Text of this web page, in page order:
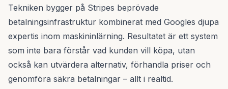
Tekniken bygger på Stripes beprövade
betalningsinfrastruktur kombinerat med Googles djupa
expertis inom maskininlärning. Resultatet är ett system
som inte bara förstår vad kunden vill köpa, utan
också kan utvärdera alternativ, förhandla priser och
genomföra säkra betalningar – allt i realtid.